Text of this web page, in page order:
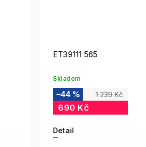
ET39111 565
Skladem
1 239 Kč
–44 %
690 Kč
Detail